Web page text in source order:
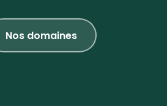
Nos domaines